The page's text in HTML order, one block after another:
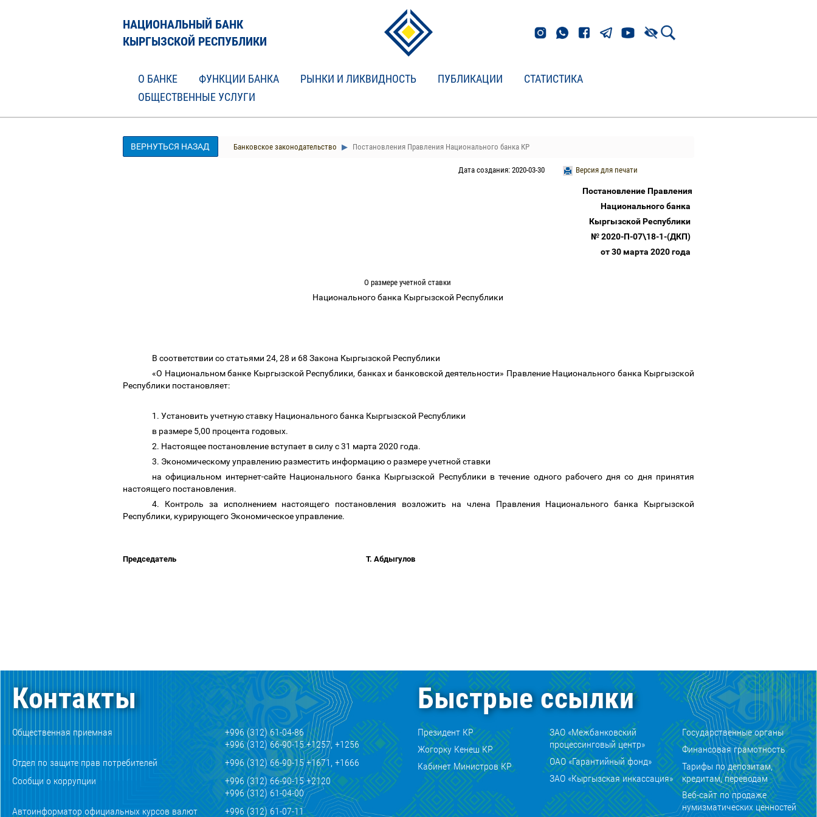
НАЦИОНАЛЬНЫЙ БАНК
КЫРГЫЗСКОЙ РЕСПУБЛИКИ
О БАНКЕ ФУНКЦИИ БАНКА РЫНКИ И ЛИКВИДНОСТЬ ПУБЛИКАЦИИ
СТАТИСТИКА
ОБЩЕСТВЕННЫЕ УСЛУГИ
ВЕРНУТЬСЯ НАЗАД Банковское законодательство Постановления Правления Национального банка КР
Версия для печати
Дата создания: 2020-03-30
Постановление Правления
Национального банка
Кыргызской Республики
№ 2020-П-07\18-1-(ДКП)
от 30 марта 2020 года
О размере учетной ставки
Национального банка Кыргызской Республики
В соответствии со статьями 24, 28 и 68 Закона Кыргызской Республики
«О Национальном банке Кыргызской Республики, банках и банковской деятельности» Правление Национального банка Кыргызской
Республики постановляет:
1. Установить учетную ставку Национального банка Кыргызской Республики
в размере 5,00 процента годовых.
2. Настоящее постановление вступает в силу с 31 марта 2020 года.
3. Экономическому управлению разместить информацию о размере учетной ставки
на официальном интернет-сайте Национального банка Кыргызской Республики в течение одного рабочего дня со дня принятия
настоящего постановления.
4. Контроль за исполнением настоящего постановления возложить на члена Правления Национального банка Кыргызской
Республики, курирующего Экономическое управление.
Председатель Т. Абдыгулов
Контакты
Общественная приемная
+996 (312) 61-04-86
+996 (312) 66-90-15 +1257, +1256
Отдел по защите прав потребителей
+996 (312) 66-90-15 +1671, +1666
Сообщи о коррупции
+996 (312) 66-90-15 +2120
+996 (312) 61-04-00
Автоинформатор официальных курсов валют
+996 (312) 61-07-11
Быстрые ссылки
Президент КР
Жогорку Кенеш КР
Кабинет Министров КР
ЗАО «Межбанковский
процессинговый центр»
ОАО «Гарантийный фонд»
ЗАО «Кыргызская инкассация»
Государственные органы
Финансовая грамотность
Тарифы по депозитам,
кредитам, переводам
Веб-сайт по продаже
нумизматических ценностей